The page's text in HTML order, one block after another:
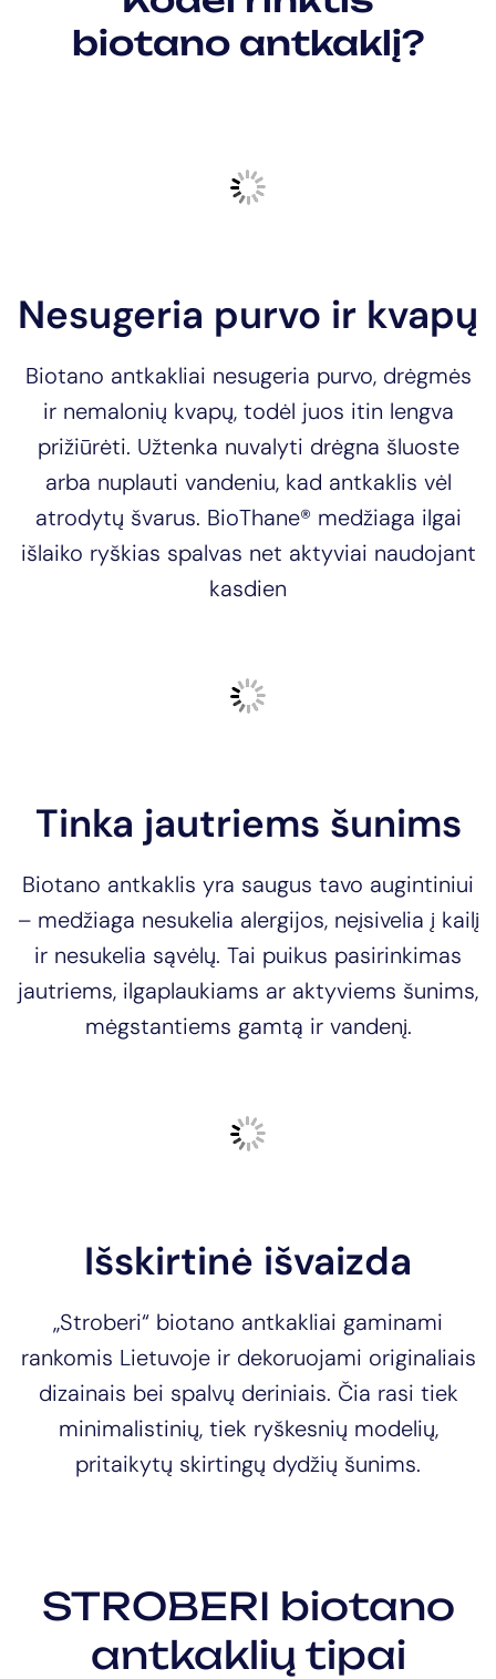
biotano antkaklį?
Nesugeria purvo ir kvapų
Biotano antkakliai nesugeria purvo, drėgmės
ir nemalonių kvapų, todėl juos itin lengva
prižiūrėti. Užtenka nuvalyti drėgna šluoste
arba nuplauti vandeniu, kad antkaklis vėl
atrodytų švarus. BioThane® medžiaga ilgai
išlaiko ryškias spalvas net aktyviai naudojant
kasdien
Tinka jautriems šunims
Biotano antkaklis yra saugus tavo augintiniui
– medžiaga nesukelia alergijos, neįsivelia į kailį
ir nesukelia sąvėlų. Tai puikus pasirinkimas
jautriems, ilgaplaukiams ar aktyviems šunims,
mėgstantiems gamtą ir vandenį.
Išskirtinė išvaizda
„Stroberi“ biotano antkakliai gaminami
rankomis Lietuvoje ir dekoruojami originaliais
dizainais bei spalvų deriniais. Čia rasi tiek
minimalistinių, tiek ryškesnių modelių,
pritaikytų skirtingų dydžių šunims.
STROBERI biotano
antkaklių tipai